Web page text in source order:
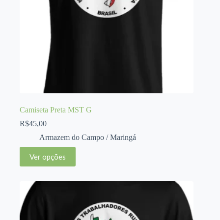
Camiseta Preta MST G
R$45,00
Armazem do Campo / Maringá
Ver opções
Este
produto
tem
variantes.
As
opções
podem